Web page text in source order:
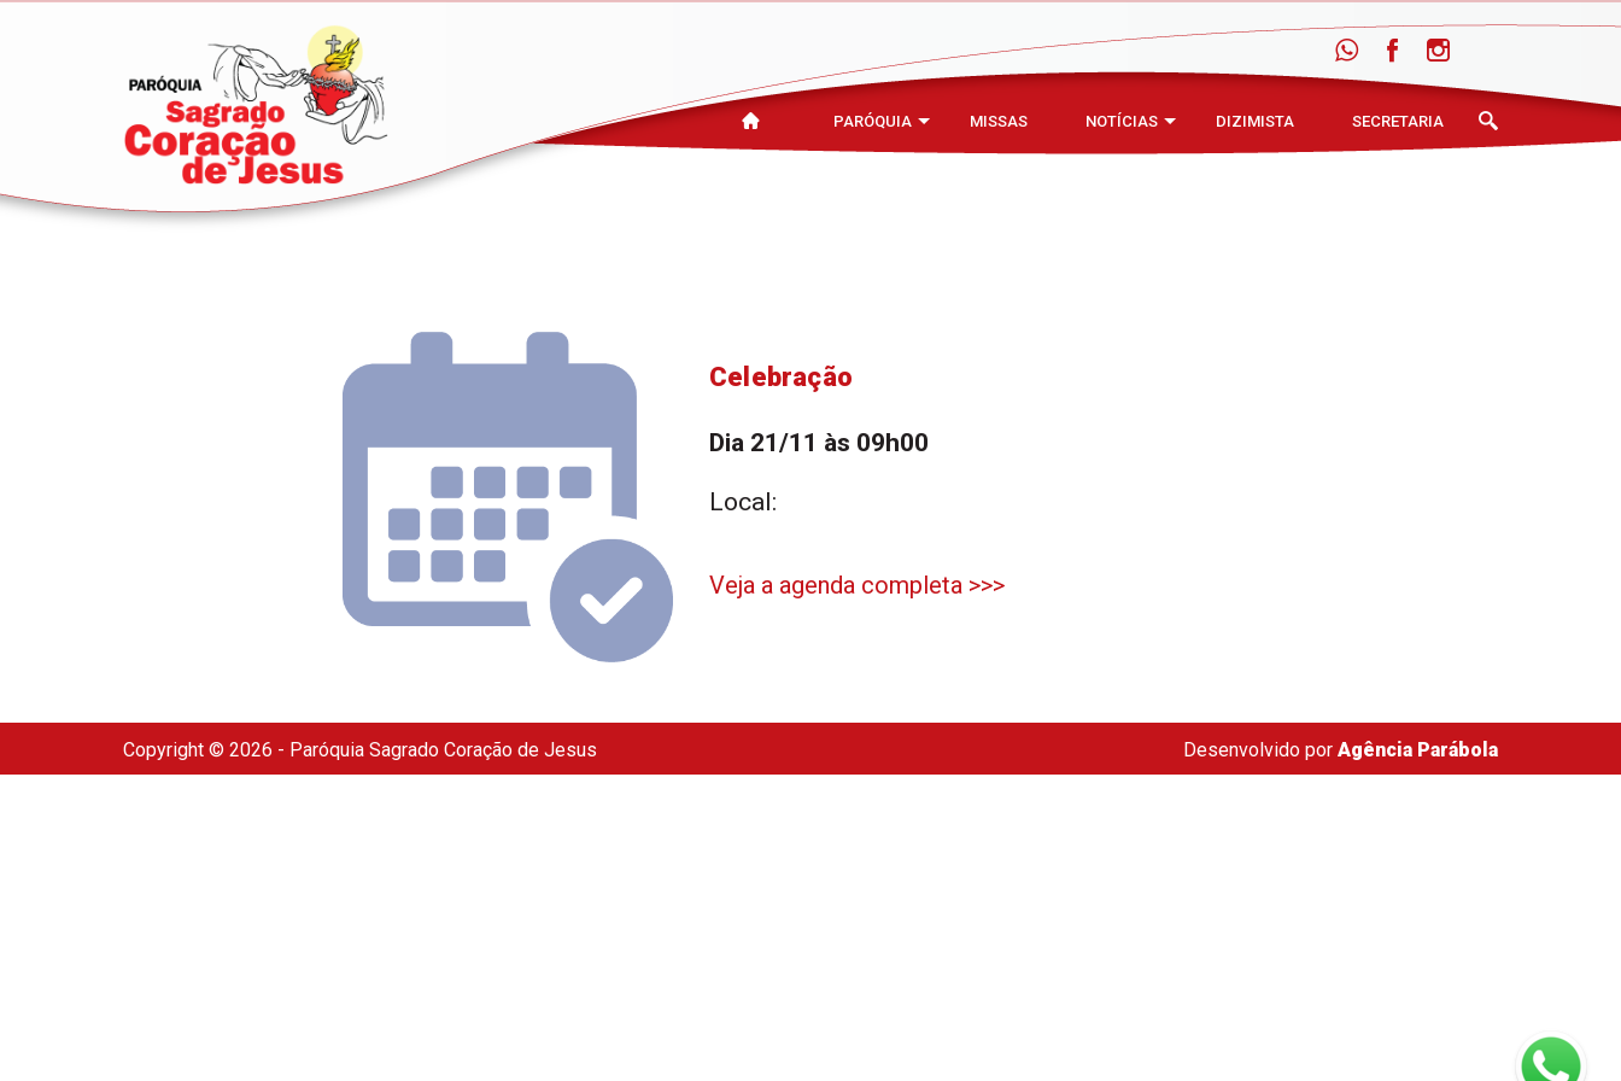
PARÓQUIA MISSAS NOTÍCIAS DIZIMISTA SECRETARIA
Celebração
Dia 21/11 às 09h00
Local:
Veja a agenda completa >>>
Copyright © 2026 - Paróquia Sagrado Coração de Jesus Desenvolvido por Agência Parábola